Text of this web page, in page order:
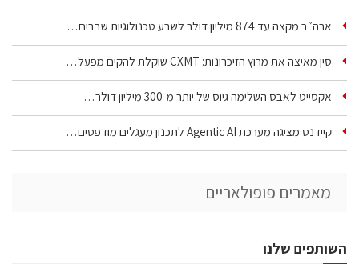
ארה״ב מקצה עד 874 מיליון דולר לשבע טכנולוגיות שבבים…
סין מאיצה את מרוץ הזיכרונות: CXMT שוקלת להקים מפעל…
אקסייט לאבס השלימה גיוס של יותר מ־300 מיליון דולר…
קיידנס מציגה מערכת Agentic AI לתכנון מעגלים מודפסים…
מאמרים פופולאריים
השותפים שלנו